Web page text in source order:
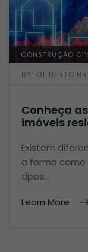
CONSTRUÇÃO
BY: GILBERTO
Conheça
imóveis
Existem
a forma como
tipos…
Learn More